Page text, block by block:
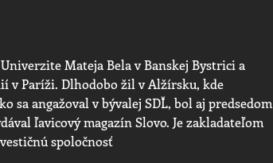
Mateja Bela v Banskej Bystrici a
v Paríži. Dlhodobo žil v Alžírsku, kde
sa angažoval v bývalej SDĽ, bol aj predsedom
ľavicový magazín Slovo. Je zakladateľom
spoločnosť